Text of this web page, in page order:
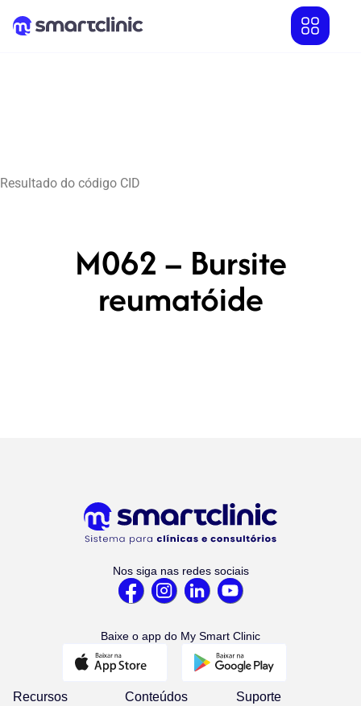
Resultado do código CID
M062 – Bursite
reumatóide
Nos siga nas redes sociais
Baixe o app do My Smart Clinic
Recursos Conteúdos Suporte